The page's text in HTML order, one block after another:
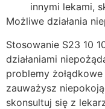
innymi lekami,
Możliwe działania
Stosowanie S23 10
działaniami
problemy
zauważysz
skonsultuj się z